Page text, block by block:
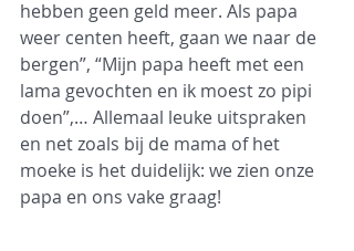
hebben geen geld meer. Als papa
weer centen heeft, gaan we naar de
bergen”, “Mijn papa heeft met een
lama gevochten en ik moest zo pipi
doen”,… Allemaal leuke uitspraken
en net zoals bij de mama of het
moeke is het duidelijk: we zien onze
papa en ons vake graag!